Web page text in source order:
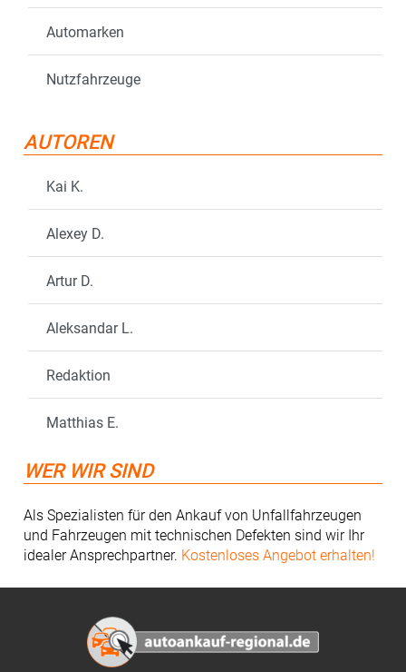
Automarken
Nutzfahrzeuge
AUTOREN
Kai K.
Alexey D.
Artur D.
Aleksandar L.
Redaktion
Matthias E.
WER WIR SIND
Als Spezialisten für den Ankauf von Unfallfahrzeugen
und Fahrzeugen mit technischen Defekten sind wir Ihr
idealer Ansprechpartner. Kostenloses Angebot erhalten!